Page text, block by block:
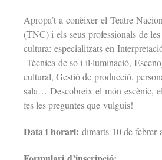
Apropa’t a conèixer el Teatre
(TNC) i els seus professionals de
cultura: especialitzats en
Tècnica de so i il·luminació,
cultural, Gestió de producció,
sala… Descobreix el món escènic,
fes les preguntes que vulguis!
Data i horari: dimarts 10 de febrer